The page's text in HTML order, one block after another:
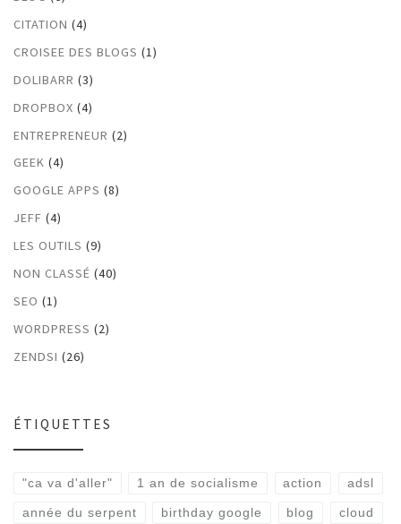
CITATION (4)
CROISEE DES BLOGS (1)
DOLIBARR (3)
DROPBOX (4)
ENTREPRENEUR (2)
GEEK (4)
GOOGLE APPS (8)
JEFF (4)
LES OUTILS (9)
NON CLASSÉ (40)
SEO (1)
WORDPRESS (2)
ZENDSI (26)
ÉTIQUETTES
"ca va d'aller" 1 an de socialisme action adsl
année du serpent birthday google blog cloud